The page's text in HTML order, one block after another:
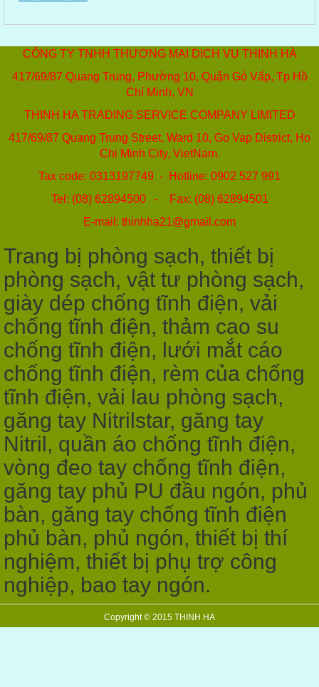
CÔNG TY TNHH THƯƠNG MẠI DỊCH VỤ THỊNH HÀ
417/69/87 Quang Trung, Phường 10, Quận Gò Vấp, Tp Hồ
Chí Minh, VN
THINH HA TRADING SERVICE COMPANY LIMITED
417/69/87 Quang Trung Street, Ward 10, Go Vap District, Ho
Chi Minh City, VietNam.
Tax code: 0313197749 - Hotline: 0902 527 991
Tel: (08) 62894500 - Fax: (08) 62894501
E-mail: thinhha21@gmail.com
Trang bị phòng sạch, thiết bị
phòng sạch, vật tư phòng sạch,
giày dép chống tĩnh điện, vải
chống tĩnh điện, thảm cao su
chống tĩnh điện, lưới mắt cáo
chống tĩnh điện, rèm của chống
tĩnh điện, vải lau phòng sạch,
găng tay Nitrilstar, găng tay
Nitril, quần áo chống tĩnh điện,
vòng đeo tay chống tĩnh điện,
găng tay phủ PU đầu ngón, phủ
bàn, găng tay chống tĩnh điện
phủ bàn, phủ ngón, thiết bị thí
nghiệm, thiết bị phụ trợ công
nghiệp, bao tay ngón.
Copyright © 2015 THINH HA